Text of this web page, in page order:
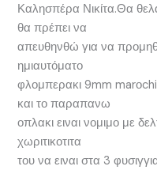
Καλησπέρα Νικίτα.Θα
θα πρέπει να
απευθηνθώ για να
ημιαυτόματο
φλομπερακι 9mm
και το παραπανω
οπλακι ειναι νομιμο με
χωριτικοτιτα
του να ειναι στα 3